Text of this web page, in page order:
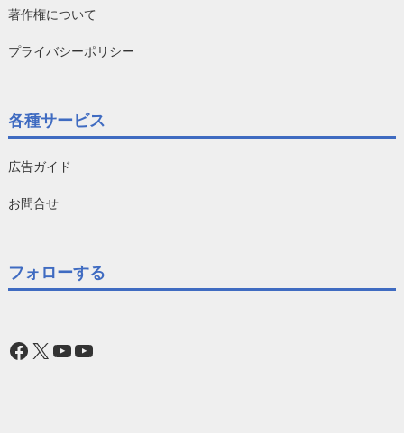
著作権について
プライバシーポリシー
各種サービス
広告ガイド
お問合せ
フォローする
Facebook
X YouTube
YouTube